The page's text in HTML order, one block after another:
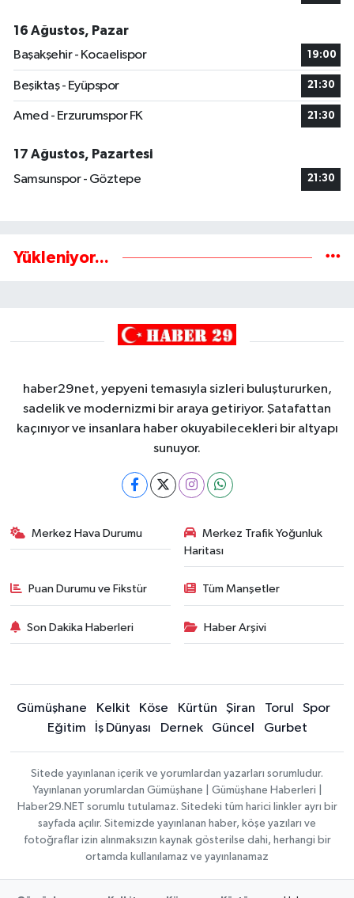
16 Ağustos, Pazar
Başakşehir - Kocaelispor
19:00
Beşiktaş - Eyüpspor 21:30
Amed - Erzurumspor FK 21:30
17 Ağustos, Pazartesi
Samsunspor - Göztepe
21:30
Yükleniyor...
haber29net, yepyeni temasıyla sizleri buluştururken,
sadelik ve modernizmi bir araya getiriyor. Şatafattan
kaçınıyor ve insanlara haber okuyabilecekleri bir altyapı
sunuyor.
Merkez Hava Durumu
Merkez Trafik Yoğunluk
Haritası
Puan Durumu ve Fikstür Tüm Manşetler
Son Dakika Haberleri Haber Arşivi
Gümüşhane Kelkit Köse Kürtün Şiran Torul
Spor
Eğitim
İş Dünyası Dernek Güncel Gurbet
Sitede yayınlanan içerik ve yorumlardan yazarları sorumludur.
Yayınlanan yorumlardan Gümüşhane | Gümüşhane Haberleri |
Haber29.NET sorumlu tutulamaz. Sitedeki tüm harici linkler ayrı bir
sayfada açılır. Sitemizde yayınlanan haber, köşe yazıları ve
fotoğraflar izin alınmaksızın kaynak gösterilse dahi, herhangi bir
ortamda kullanılamaz ve yayınlanamaz